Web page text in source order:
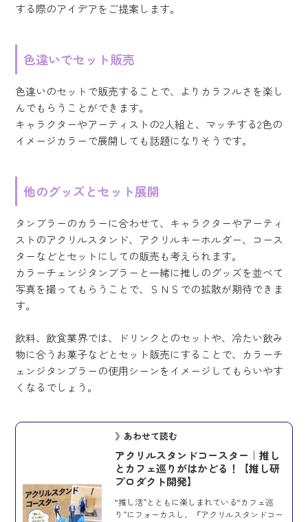
する際のアイデアをご提案します。
色違いでセット販売
色違いのセットで販売することで、よりカラフルさを楽し
んでもらうことができます。
キャラクターやアーティストの2人組と、マッチする2色の
イメージカラーで展開しても話題になりそうです。
他のグッズとセット展開
タンブラーのカラーに合わせて、キャラクターやアーティ
ストのアクリルスタンド、アクリルキーホルダー、コース
ターなどとセットにしての販売も考えられます。
カラーチェンジタンブラーと一緒に推しのグッズを並べて
写真を撮ってもらうことで、ＳＮＳでの拡散が期待できま
す。
飲料、飲食業界では、ドリンクとのセットや、冷たい飲み
物に合うお菓子などとセット販売にすることで、カラーチ
ェンジタンブラーの使用シーンをイメージしてもらいやす
くなるでしょう。
》あわせて読む
アクリルスタンドコースター｜推し
とカフェ巡りがはかどる！【推し研
プロダクト開発】
“推し活”とともに楽しまれている“カフェ巡
り”にフォーカスし、『アクリルスタンドコー